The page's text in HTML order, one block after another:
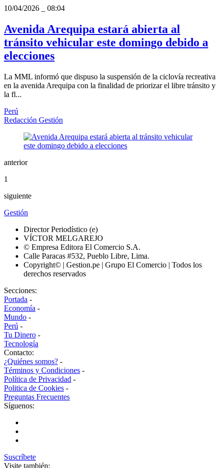
10/04/2026
08:04
Avenida Arequipa estará abierta al
tránsito vehicular este domingo debido a
elecciones
La MML informó que dispuso la suspensión de la ciclovía recreativa
en la avenida Arequipa con la finalidad de priorizar el libre tránsito y
la fl...
Perú
Redacción Gestión
anterior
1
siguiente
Gestión
Director Periodístico (e)
VÍCTOR MELGAREJO
© Empresa Editora El Comercio S.A.
Calle Paracas #532, Pueblo Libre, Lima.
Copyright© | Gestion.pe | Grupo El Comercio | Todos los
derechos reservados
Secciones:
Portada -
Economía -
Mundo -
Perú -
Tu Dinero -
Tecnología
Contacto:
¿Quiénes somos? -
Términos y Condiciones -
Política de Privacidad -
Politica de Cookies -
Preguntas Frecuentes
Síguenos:
Suscríbete
Visite también: